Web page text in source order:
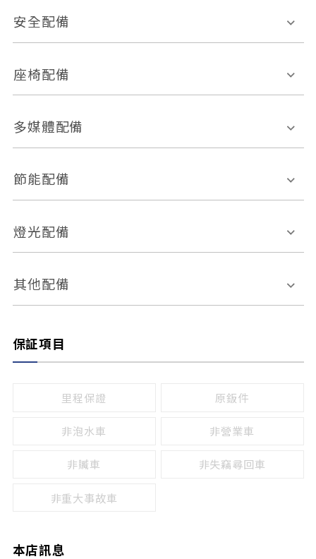
後視鏡方向指示燈
多功能方向盤
恆溫空調
安全配備
前座正面氣囊
ABS防鎖死
車道偏離警示
自動停車系統 盲點偵測系統
倒車雷達
座椅配備
皮椅
無
有
多媒體配備
外部音源接入
節能配備
引擎啟閉系統
燈光配備
感應頭燈
頭燈光源
其他配備
保証項目
里程保證 原鈑件
非泡水車 非營業車
非贓車 非失竊尋回車
非重大事故車
本店訊息